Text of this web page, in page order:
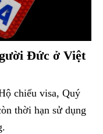
Đức ở Việt
chiếu visa, Quý
thời hạn sử dụng